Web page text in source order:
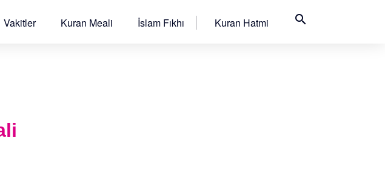
Vakitler Kuran Meali İslam Fıkhı Kuran Hatmi search